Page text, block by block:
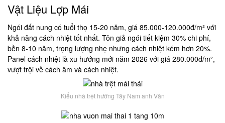
Vật Liệu Lợp Mái
Ngói đất nung có tuổi thọ 15-20 năm, giá 85.000-120.000đ/m² với
khả năng cách nhiệt tốt nhất. Tôn giả ngói tiết kiệm 30% chi phí,
bền 8-10 năm, trọng lượng nhẹ nhưng cách nhiệt kém hơn 20%.
Panel cách nhiệt là xu hướng mới năm 2026 với giá 280.000đ/m²,
vượt trội về cách âm và cách nhiệt.
Kiểu nhà trệt hướng Tây Nam anh Văn